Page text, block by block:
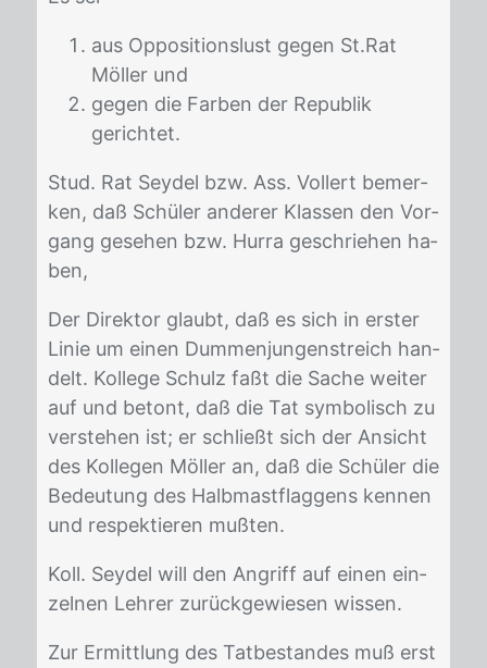
aus Oppositionslust gegen St.Rat
Möller und
gegen die Farben der Republik
gerichtet.
Stud. Rat Sey­del bzw. Ass. Vol­lert be­mer­
ken, daß Schü­ler an­de­rer Klas­sen den Vor­
gang ge­se­hen bzw. Hur­ra ge­schrie­hen ha­
ben,
Der Di­rek­tor glaubt, daß es sich in ers­ter
Li­nie um ei­nen Dum­men­jun­gen­streich han­
delt. Kol­le­ge Schulz faßt die Sa­che wei­ter
auf und be­tont, daß die Tat sym­bo­lisch zu
ver­ste­hen ist; er schließt sich der An­sicht
des Kol­le­gen Möl­ler an, daß die Schü­ler die
Be­deu­tung des Halb­mast­flag­gens ken­nen
und re­spek­tie­ren muß­ten.
Koll. Sey­del will den An­griff auf ei­nen ein­
zel­nen Leh­rer zu­rück­ge­wie­sen wis­sen.
Zur Er­mitt­lung des Tat­be­stan­des muß erst